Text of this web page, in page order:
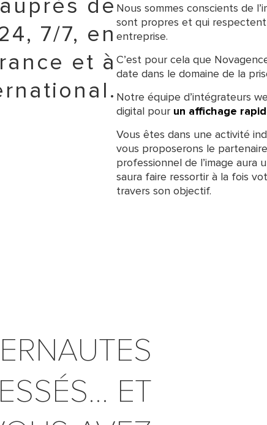
de
7/7, en
et à
Nous sommes conscients de
sont propres et qui
entreprise.
C’est pour cela que
date dans le domaine de la
Notre équipe d’intégrateurs
digital pour un affichage
Vous êtes dans une activité
vous proposerons le
professionnel de l’image
saura faire ressortir à la fois
travers son objectif.
ET